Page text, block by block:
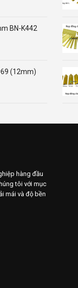
BN-K442
(12mm)
hàng đầu
tôi với mục
mái và độ bền